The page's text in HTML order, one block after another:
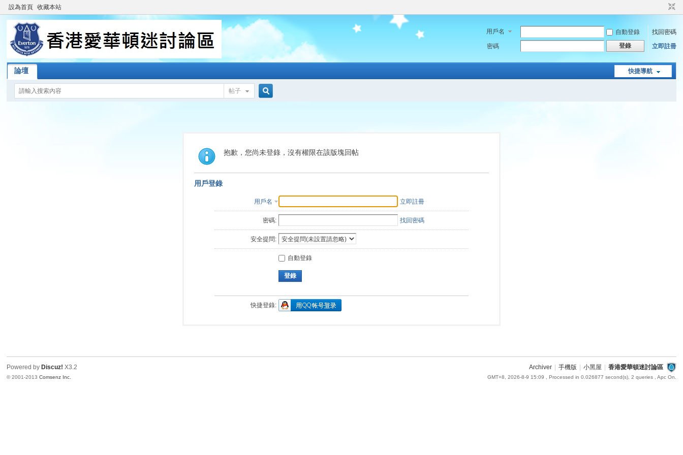
設為首頁 收藏本站
用戶名 自動登錄
找回密碼
密碼
登錄 立即註冊
快捷導航
論壇
帖子
索
抱歉，您尚未登錄，沒有權限在該版塊回帖
用戶登錄
用戶名 立即註冊
密碼: 找回密碼
安全提問:
自動登錄
登錄
快捷登錄:
Archiver 手機版 小黑屋 香港愛華頓迷討論區
GMT+8, 2026-8-9 15:09 , Processed in 0.026877 second(s), 2 queries , Apc On.
Powered by Discuz! X3.2
© 2001-2013Comsenz Inc.